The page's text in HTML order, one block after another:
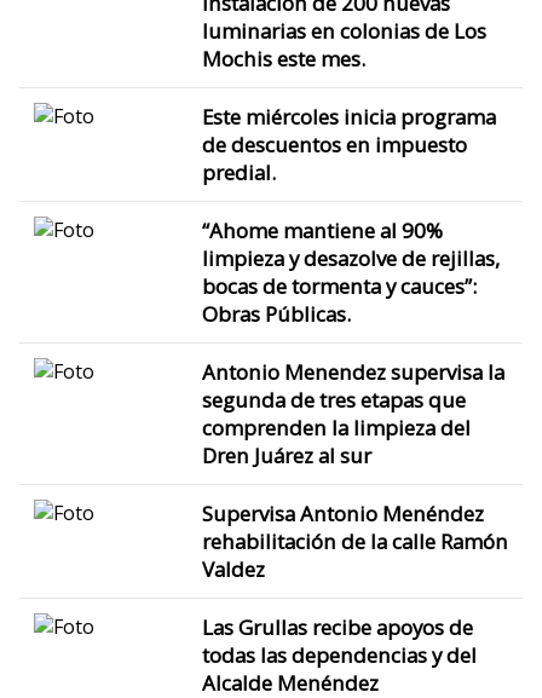
luminarias en colonias de Los
Mochis este mes.
Este miércoles inicia programa
de descuentos en impuesto
predial.
“Ahome mantiene al 90%
limpieza y desazolve de rejillas,
bocas de tormenta y cauces”:
Obras Públicas.
Antonio Menendez supervisa la
segunda de tres etapas que
comprenden la limpieza del
Dren Juárez al sur
Supervisa Antonio Menéndez
rehabilitación de la calle Ramón
Valdez
Las Grullas recibe apoyos de
todas las dependencias y del
Alcalde Menéndez